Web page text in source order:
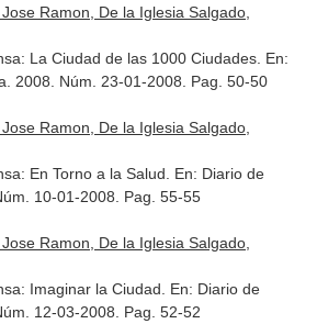
Ramon, De la Iglesia Salgado,
La Ciudad de las 1000 Ciudades. En:
. 2008. Núm. 23-01-2008. Pag. 50-50
Ramon, De la Iglesia Salgado,
En Torno a la Salud. En: Diario de
10-01-2008. Pag. 55-55
Ramon, De la Iglesia Salgado,
Imaginar la Ciudad. En: Diario de
12-03-2008. Pag. 52-52